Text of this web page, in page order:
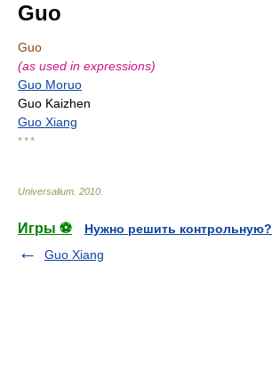
Guo
Guo
(as used in expressions)
Guo Moruo
Guo Kaizhen
Guo Xiang
* * *
Universalium 2010
Игры ⚽
Нужно решить контрольную?
Guo Xiang